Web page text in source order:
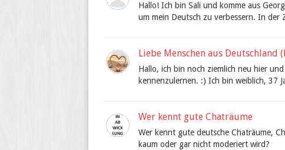
Hallo! Ich bin Sali und komme aus
um mein Deutsch zu verbessern. In der
Liebe Menschen aus Deutschland
Hallo, ich bin noch ziemlich neu hier
kennenzulernen. :) Ich bin weiblich, 37
Wer kennt gute Chaträume
Wer kennt gute deutsche Chaträume,
kaum oder gar nicht moderiert wird?